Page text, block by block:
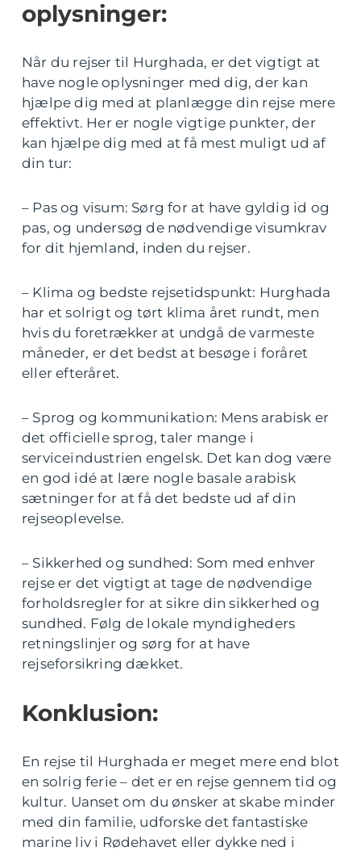
oplysninger:
Når du rejser til Hurghada, er det vigtigt at
have nogle oplysninger med dig, der kan
hjælpe dig med at planlægge din rejse mere
effektivt. Her er nogle vigtige punkter, der
kan hjælpe dig med at få mest muligt ud af
din tur:
– Pas og visum: Sørg for at have gyldig id og
pas, og undersøg de nødvendige visumkrav
for dit hjemland, inden du rejser.
– Klima og bedste rejsetidspunkt: Hurghada
har et solrigt og tørt klima året rundt, men
hvis du foretrækker at undgå de varmeste
måneder, er det bedst at besøge i foråret
eller efteråret.
– Sprog og kommunikation: Mens arabisk er
det officielle sprog, taler mange i
serviceindustrien engelsk. Det kan dog være
en god idé at lære nogle basale arabisk
sætninger for at få det bedste ud af din
rejseoplevelse.
– Sikkerhed og sundhed: Som med enhver
rejse er det vigtigt at tage de nødvendige
forholdsregler for at sikre din sikkerhed og
sundhed. Følg de lokale myndigheders
retningslinjer og sørg for at have
rejseforsikring dækket.
Konklusion:
En rejse til Hurghada er meget mere end blot
en solrig ferie – det er en rejse gennem tid og
kultur. Uanset om du ønsker at skabe minder
med din familie, udforske det fantastiske
marine liv i Rødehavet eller dykke ned i